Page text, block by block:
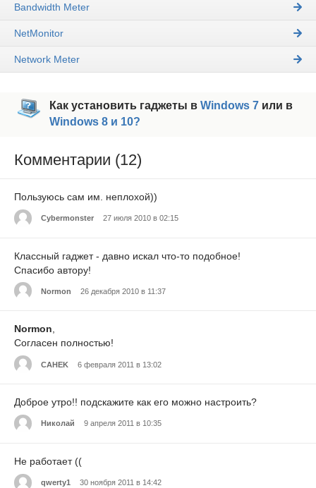
Bandwidth Meter
NetMonitor
Network Meter
Как установить гаджеты в Windows 7 или в
Windows 8 и 10?
Комментарии (12)
Пользуюсь сам им. неплохой))
Cybermonster 27 июля 2010 в 02:15
Классный гаджет - давно искал что-то подобное!
Спасибо автору!
Normon 26 декабря 2010 в 11:37
Normon,
Cогласен полностью!
CAHEK 6 февраля 2011 в 13:02
Доброе утро!! подскажите как его можно настроить?
Николай 9 апреля 2011 в 10:35
Не работает ((
qwerty1 30 ноября 2011 в 14:42